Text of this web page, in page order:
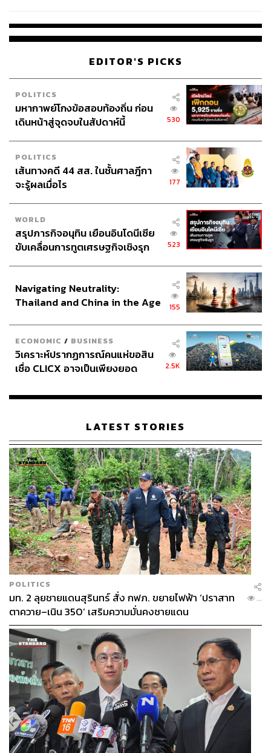
เนื่อง เพื่อยกระดับประสบการณ์ทางการเงินของลูกค้าในทุก
มิติ และตอกย้ำบทบาท ในการขับเคลื่อนลูกค้าและสังคมให้
‘พันธมิตรที่รับผิดชอบและเติบโตไปพร้อมกัน’ ผ่านกลยุทธ์ที่
อาศัยข้อมูลเชิงลึก (Data-Driven Marketing) และความเข้าใจ
ลูกค้าอย่างแท้จริง ภายใต้แนวคิด ‘Simpler, Better, Faster’ ที่
มุ่งมอบประสบการณ์ทางการเงินที่ง่ายกว่า ดีกว่า และเร็วกว่า
ให้กับลูกค้าทุกกลุ่ม
สามารถติดตาม THE STANDARD WEALTH
ผ่านแอปพลิเคชันต่างๆ ที่คุณสะดวกหรือใช้งานอยู่แล้วได้เลย
TAGS: การตลาด ธนาคารซีไอเอ็มบี ไทย
PR News
รางวัล
CIMB THAI
ABOUT THE AUTHOR
THE STANDARD WEALTH
สำนักข่าวเศรษฐกิจ ธุรกิจ และการลงทุน โดย
ทีมข่าว THE STANDARD
EDITOR'S PICKS
POLITICS
มหากาพย์โกงข้อสอบท้องถิ่น ก่อน
เดินหน้าสู่จุดจบในสัปดาห์นี้
530
POLITICS
เส้นทางคดี 44 สส. ในชั้นศาลฎีกา
จะรู้ผลเมื่อไร
177
WORLD
สรุปภารกิจอนุทิน เยือนอินโดนีเซีย
ขับเคลื่อนการทูตเศรษฐกิจเชิงรุก
523
Navigating Neutrality:
Thailand and China in the Age
155
ECONOMIC / BUSINESS
วิเคราะห์ปรากฏการณ์คนแห่ขอสิน
เชื่อ CLICX อาจเป็นเพียงยอด
เรือนไทยที่ถูกซุกไว้
2.5K
LATEST STORIES
POLITICS
มท. 2 ลุยชายแดนสุรินทร์ สั่ง กฟภ. ขยายไฟฟ้า ‘ปราสาท
ตาควาย–เนิน 350’ เสริมความมั่นคงชายแดน
...